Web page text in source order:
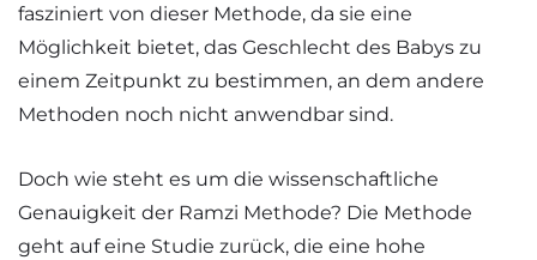
fasziniert von dieser Methode, da sie eine
Möglichkeit bietet, das Geschlecht des Babys zu
einem Zeitpunkt zu bestimmen, an dem andere
Methoden noch nicht anwendbar sind.
Doch wie steht es um die wissenschaftliche
Genauigkeit der Ramzi Methode? Die Methode
geht auf eine Studie zurück, die eine hohe